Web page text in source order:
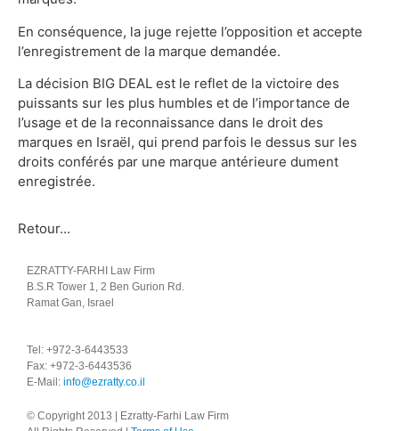
En conséquence, la juge rejette l’opposition et accepte
l’enregistrement de la marque demandée.
La décision BIG DEAL est le reflet de la victoire des
puissants sur les plus humbles et de l’importance de
l’usage et de la reconnaissance dans le droit des
marques en Israël, qui prend parfois le dessus sur les
droits conférés par une marque antérieure dument
enregistrée.
Retour...
EZRATTY-FARHI Law Firm
B.S.R Tower 1, 2 Ben Gurion Rd.
Ramat Gan, Israel
Tel: +972-3-6443533
Fax: +972-3-6443536
E-Mail: info@ezratty.co.il
© Copyright 2013 | Ezratty-Farhi Law Firm